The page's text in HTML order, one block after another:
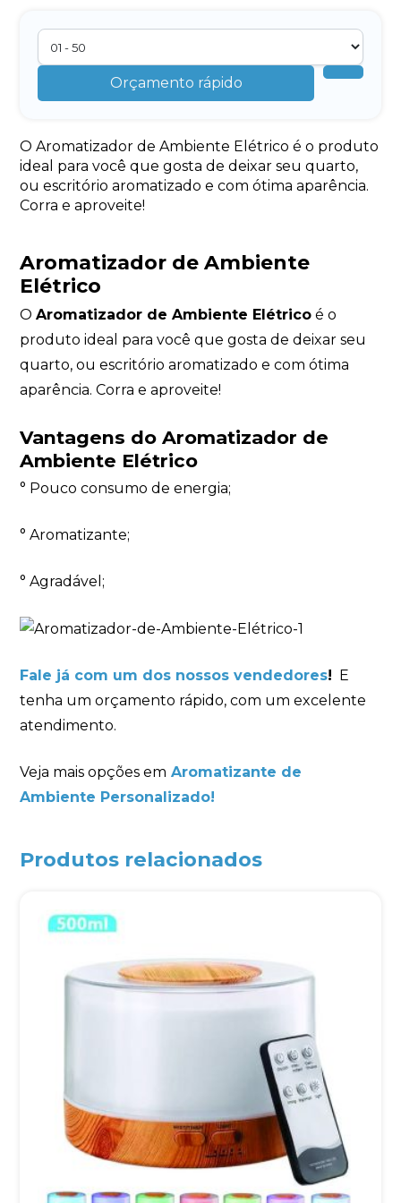
Orçamento rápido
O Aromatizador de Ambiente Elétrico é o produto
ideal para você que gosta de deixar seu quarto,
ou escritório aromatizado e com ótima aparência.
Corra e aproveite!
Aromatizador de Ambiente
Elétrico
OAromatizador de Ambiente Elétrico é o
produto ideal para você que gosta de deixar seu
quarto, ou escritório aromatizado e com ótima
aparência. Corra e aproveite!
Vantagens do Aromatizador de
Ambiente Elétrico
° Pouco consumo de energia;
° Aromatizante;
° Agradável;
Fale já com um dos nossos vendedores! E
tenha um orçamento rápido, com um excelente
atendimento.
Veja mais opções em Aromatizante de
Ambiente Personalizado!
Produtos relacionados